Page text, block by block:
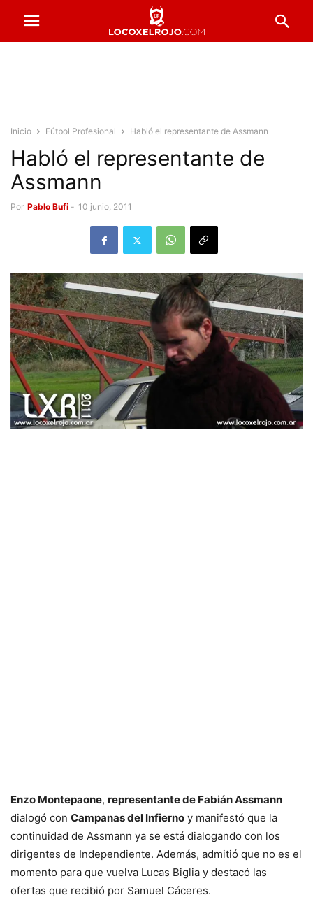
Inicio Fútbol Profesional Habló el representante de Assmann
Habló el representante de
Assmann
Por Pablo Bufi - 10 junio, 2011
Enzo Montepaone, representante de Fabián Assmann
dialogó con Campanas del Infierno y manifestó que la
continuidad de Assmann ya se está dialogando con los
dirigentes de Independiente. Además, admitió que no es el
momento para que vuelva Lucas Biglia y destacó las
ofertas que recibió por Samuel Cáceres.